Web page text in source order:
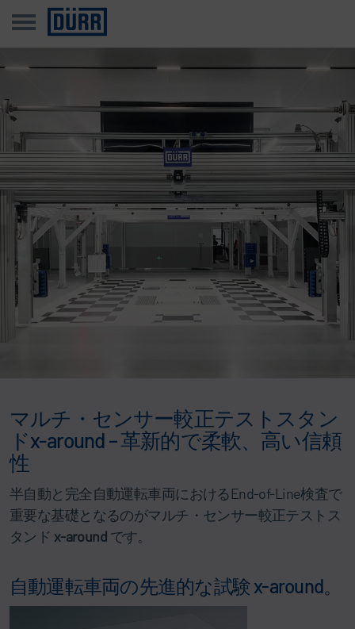
マルチ・センサー較正テストスタン
ドx-around – 革新的で柔軟、高い信頼
性
半自動と完全自動運転車両におけるEnd-of-Line検査で
重要な基礎となるのがマルチ・センサー較正テストス
タンド x-around です。
自動運転車両の先進的な試験 x-around。